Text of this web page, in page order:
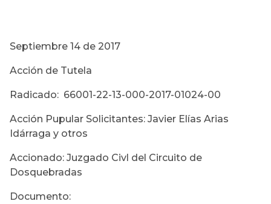
Septiembre 14 de 2017
Acción de Tutela
Radicado: 66001-22-13-000-2017-01024-00
Acción Pupular Solicitantes: Javier Elías Arias
Idárraga y otros
Accionado: Juzgado Civl del Circuito de
Dosquebradas
Documento: